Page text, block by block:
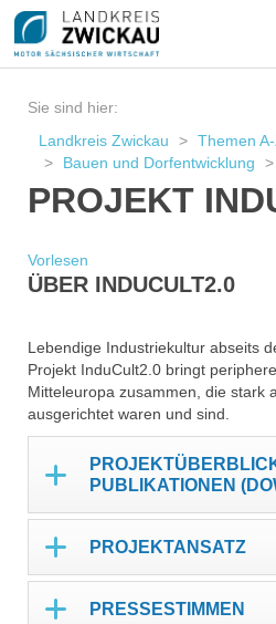
Sie sind hier:
Landkreis Zwickau
Themen
Bauen und Dorfentwicklung
PROJEKT
Vorlesen
ÜBER INDUCULT2.0
Lebendige Industriekultur abseits
Projekt InduCult2.0 bringt
Mitteleuropa zusammen, die stark
ausgerichtet waren und sind.
PUBLIKATIONEN
PROJEKTANSATZ
PRESSESTIMMEN